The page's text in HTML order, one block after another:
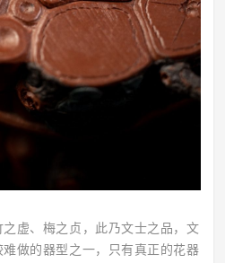
虚、梅之贞，此乃文士之品，文
做的器型之一，只有真正的花器